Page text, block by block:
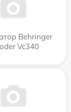
Behringer
Vc340